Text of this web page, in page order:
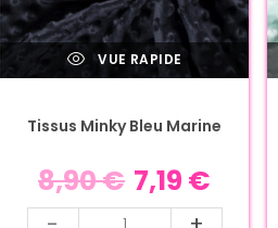
VUE RAPIDE
Tissus Minky Bleu Marine
8,90€ 7,19 €